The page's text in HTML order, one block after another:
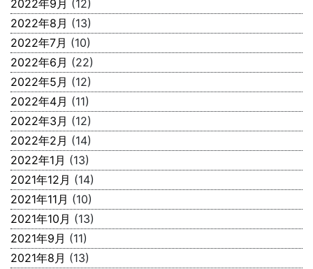
2022年9月 (12)
2022年8月 (13)
2022年7月 (10)
2022年6月 (22)
2022年5月 (12)
2022年4月 (11)
2022年3月 (12)
2022年2月 (14)
2022年1月 (13)
2021年12月 (14)
2021年11月 (10)
2021年10月 (13)
2021年9月 (11)
2021年8月 (13)